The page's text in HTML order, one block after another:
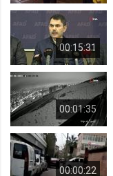
00:15:31
00:01:35
00:00:22